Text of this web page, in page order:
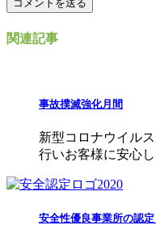
関連記事
事故撲滅強化月間
新型コロナウイル
行いお客様に安心
安全性優良事業所の認